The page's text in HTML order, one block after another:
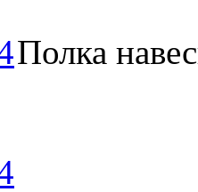
Полка